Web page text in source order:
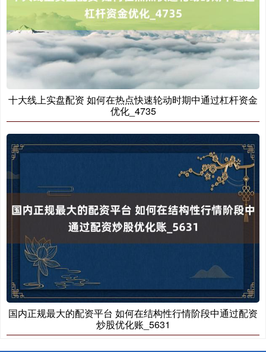
十大线上实盘配资 如何在热点快速轮动时期中通过杠杆资金
优化_4735
国内正规最大的配资平台 如何在结构性行情阶段中通过配资
炒股优化账_5631